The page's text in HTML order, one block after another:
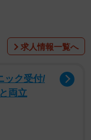
いことです
求人情報一覧へ
ック受付/
両立